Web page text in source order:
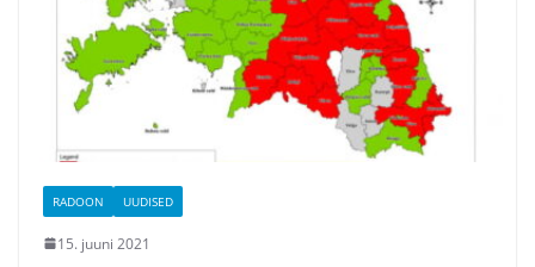
RADOON UUDISED
15. juuni 2021